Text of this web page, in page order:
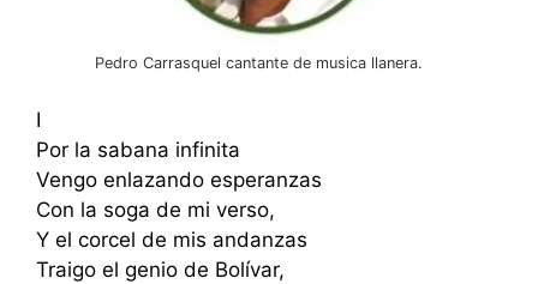
Pedro Carrasquel cantante de musica llanera.
I
Por la sabana infinita
Vengo enlazando esperanzas
Con la soga de mi verso,
Y el corcel de mis andanzas
Traigo el genio de Bolívar,